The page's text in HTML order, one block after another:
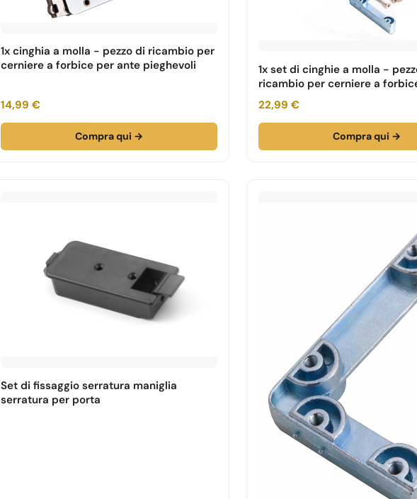
1x cinghia a molla - pezzo di ricambio per
cerniere a forbice per ante pieghevoli
14,99 €
Compra qui →
1x set di cinghie a molla -
ricambio per cerniere a
pieghevoli
22,99 €
Compra qui →
Set di fissaggio serratura maniglia
serratura per porta